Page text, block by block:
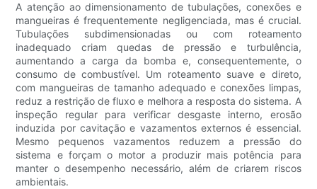
A atenção ao dimensionamento de tubulações, conexões e
mangueiras é frequentemente negligenciada, mas é crucial.
Tubulações subdimensionadas ou com roteamento
inadequado criam quedas de pressão e turbulência,
aumentando a carga da bomba e, consequentemente, o
consumo de combustível. Um roteamento suave e direto,
com mangueiras de tamanho adequado e conexões limpas,
reduz a restrição de fluxo e melhora a resposta do sistema. A
inspeção regular para verificar desgaste interno, erosão
induzida por cavitação e vazamentos externos é essencial.
Mesmo pequenos vazamentos reduzem a pressão do
sistema e forçam o motor a produzir mais potência para
manter o desempenho necessário, além de criarem riscos
ambientais.